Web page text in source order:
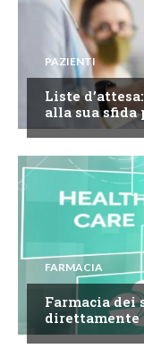
PAZIENTI
Liste
alla sua sfida
FARMACIA
Farmacia
direttamente